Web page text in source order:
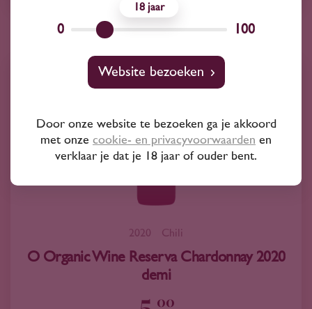
2020 Chili
O Organic Wine Reserva Chardonnay 2020
demi
00
0
18
100
Website bezoeken
Door onze website te bezoeken ga je akkoord
met onze cookie- en privacyvoorwaarden en
verklaar je dat je 18 jaar of ouder bent.